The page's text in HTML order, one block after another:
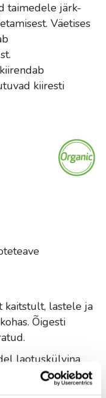
taimedele järk-
Väetises
kiiresti
kaitstult, lastele ja
Õigesti
laotuskülvina
Soovitatav on
segada.